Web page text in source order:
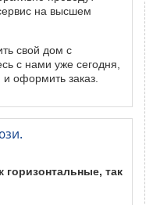
на высшем
свой дом с
с нами уже сегодня,
оформить заказ.
горизонтальные, так